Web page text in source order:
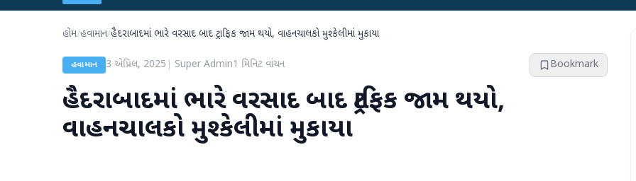
હોમ/હવામાન/હૈદરાબાદમાં ભારે વરસાદ બાદ ટ્રાફિક જામ થયો, વાહનચાલકો મુશ્કેલીમાં મુકાયા
હવામાન 3 એપ્રિલ, 2025 Super Admin1 મિનિટ વાંચન Bookmark
હૈદરાબાદમાં ભારે વરસાદ બાદ ટ્રાફિક જામ થયો,
વાહનચાલકો મુશ્કેલીમાં મુકાયા